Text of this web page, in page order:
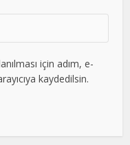
için adım, e-
kaydedilsin.